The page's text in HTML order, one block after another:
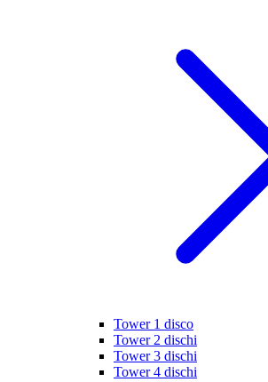
Tower 1 disco
Tower 2 dischi
Tower 3 dischi
Tower 4 dischi